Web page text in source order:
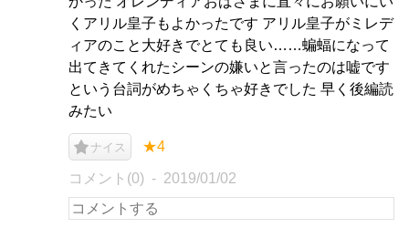
くアリル皇子もよかったです アリル皇子がミレデ
ィアのこと大好きでとても良い……蝙蝠になって
出てきてくれたシーンの嫌いと言ったのは嘘です
という台詞がめちゃくちゃ好きでした 早く後編読
みたい
ナイス ★4
コメント(0) 2019/01/02